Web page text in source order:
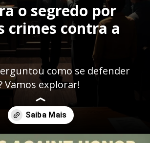
o segredo por
crimes contra a
como se defender
Vamos explorar!